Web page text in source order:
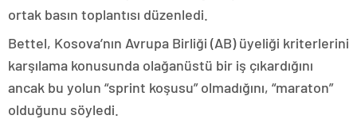
ortak basın toplantısı düzenledi.
Bettel, Kosova’nın Avrupa Birliği (AB) üyeliği kriterlerini
karşılama konusunda olağanüstü bir iş çıkardığını
ancak bu yolun “sprint koşusu” olmadığını, “maraton”
olduğunu söyledi.